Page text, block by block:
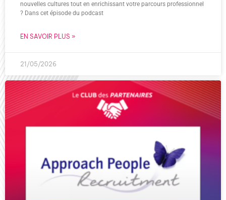
nouvelles cultures tout en enrichissant votre parcours professionnel
? Dans cet épisode du podcast
EN SAVOIR PLUS »
21/05/2026